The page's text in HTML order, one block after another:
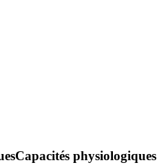
Capacités physiologiques